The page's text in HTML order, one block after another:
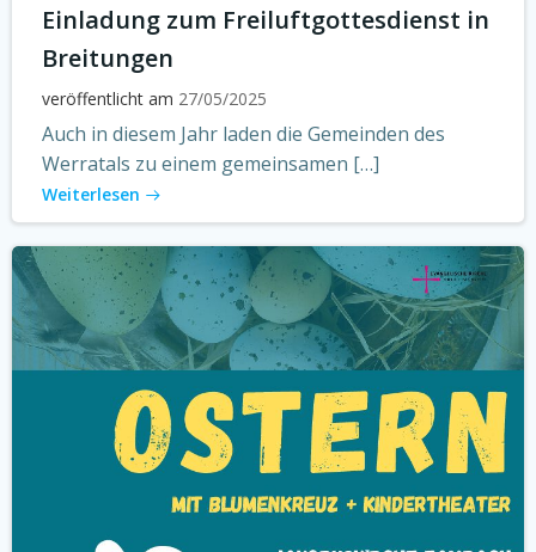
Einladung zum Freiluftgottesdienst in
Breitungen
veröffentlicht am 27/05/2025
Auch in diesem Jahr laden die Gemeinden des
Werratals zu einem gemeinsamen […]
Weiterlesen